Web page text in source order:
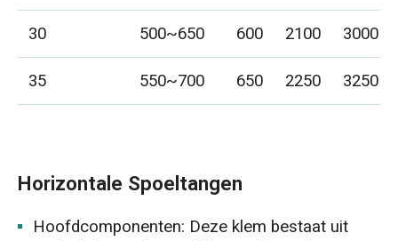
30
500~650 600 2100
3000
35
550~700 650 2250 3250
Horizontale Spoeltangen
Hoofdcomponenten: Deze klem bestaat uit